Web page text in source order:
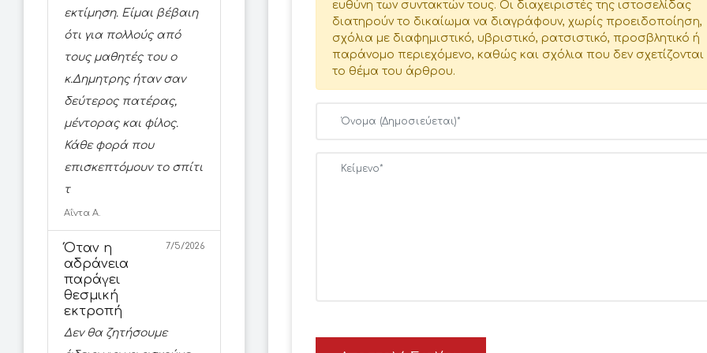
εκτίμηση. Είμαι βέβαιη
ότι για πολλούς από
τους μαθητές του ο
κ.Δημητρης ήταν σαν
δεύτερος πατέρας,
μέντορας και φίλος.
Κάθε φορά που
επισκεπτόμουν το σπίτι
τ
Αΐντα Α.
Όταν η
αδράνεια
παράγει
θεσμική
εκτροπή
7/5/2026
Δεν θα ζητήσουμε
ευθύνη των συντακτών τους. Οι διαχειριστές της ιστοσελίδας
διατηρούν το δικαίωμα να διαγράφουν, χωρίς προειδοποίηση,
σχόλια με διαφημιστικό, υβριστικό, ρατσιστικό, προσβλητικό ή
παράνομο περιεχόμενο, καθώς και σχόλια που δεν σχετίζονται
το θέμα του άρθρου.